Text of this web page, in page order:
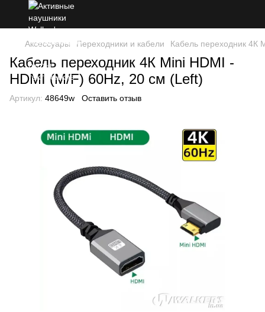
Аксессуары Переходники и кабели Кабель переходник 4К
Кабель переходник 4К Mini HDMI -
HDMI (M/F) 60Hz, 20 см (Left)
Артикул: 48649w Оставить отзыв